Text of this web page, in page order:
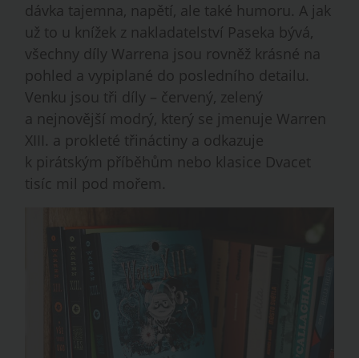
dávka tajemna, napětí, ale také humoru. A jak
už to u knížek z nakladatelství Paseka bývá,
všechny díly Warrena jsou rovněž krásné na
pohled a vypiplané do posledního detailu.
Venku jsou tři díly – červený, zelený
a nejnovější modrý, který se jmenuje Warren
XIII. a prokleté třináctiny a odkazuje
k pirátským příběhům nebo klasice Dvacet
tisíc mil pod mořem.